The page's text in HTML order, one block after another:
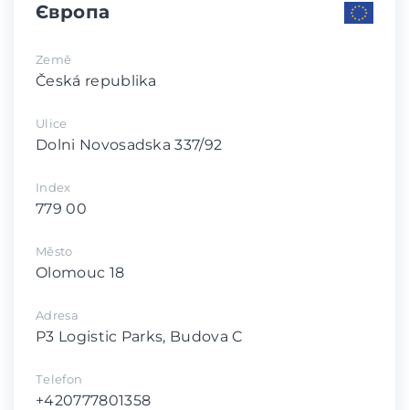
Європа
Země
Česká republika
Ulice
Dolni Novosadska 337/92
Index
779 00
Město
Olomouc 18
Adresa
P3 Logistic Parks, Budova C
Тelefon
+420777801358